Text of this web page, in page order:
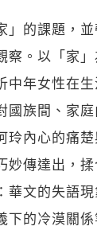
」的課題，
察。以「家
中年女性在
國族間、家
玲內心的痛
妙傳達出，
華文的失語
下的冷漠關